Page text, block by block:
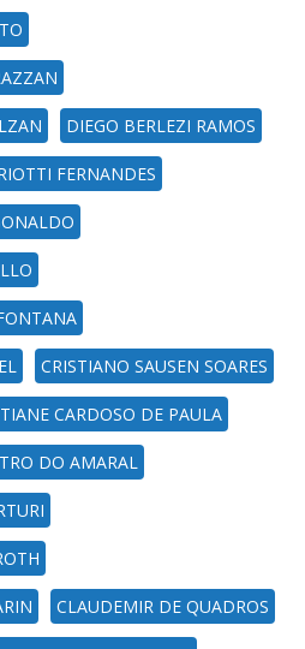
DIEGO BERLEZI RAMOS
FERNANDES
CRISTIANO SAUSEN SOARES
CARDOSO DE PAULA
DO AMARAL
CLAUDEMIR DE QUADROS